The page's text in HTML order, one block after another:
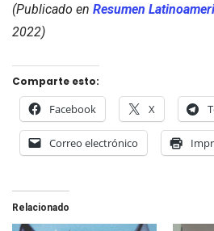
(Publicado en Resumen
2022)
Comparte esto:
Facebook X
Correo electrónico
Relacionado